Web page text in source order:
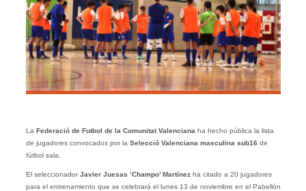
La Federació de Futbol de la Comunitat Valenciana ha hecho pública la lista
de jugadores convocados por la Selecció Valenciana masculina sub16 de
fútbol sala.
El seleccionadorJavier Juesas ‘Champo’ Martínezha citado a 20 jugadores
para el entrenamiento que se celebrará el lunes 13 de noviembre en el Pabellón